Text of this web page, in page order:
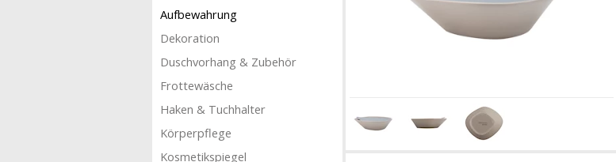
Aufbewahrung
Dekoration
Duschvorhang & Zubehör
Frottewäsche
Haken & Tuchhalter
Körperpflege
Kosmetikspiegel